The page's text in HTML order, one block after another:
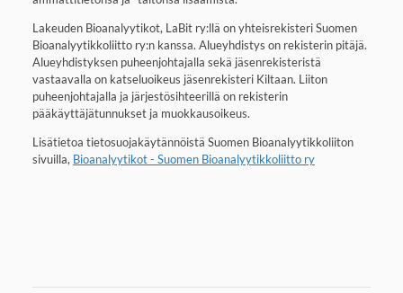
Lakeuden Bioanalyytikot, LaBit ry:llä on yhteisrekisteri Suomen
Bioanalyytikkoliitto ry:n kanssa. Alueyhdistys on rekisterin pitäjä.
Alueyhdistyksen puheenjohtajalla sekä jäsenrekisteristä
vastaavalla on katseluoikeus jäsenrekisteri Kiltaan. Liiton
puheenjohtajalla ja järjestösihteerillä on rekisterin
pääkäyttäjätunnukset ja muokkausoikeus.
Lisätietoa tietosuojakäytännöistä Suomen Bioanalyytikkoliiton
sivuilla, Bioanalyytikot - Suomen Bioanalyytikkoliitto ry